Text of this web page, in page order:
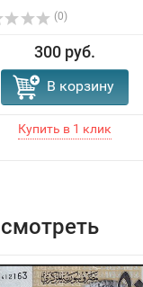
(0)
300 руб.
В корзину